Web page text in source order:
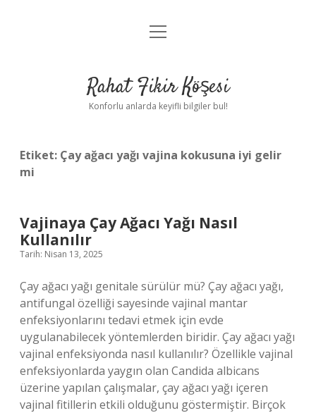
Anasayfa
Yasal Uyarı
menüyü
Rahat Fikir Köşesi
Konforlu anlarda keyifli bilgiler bul!
Etiket: Çay ağacı yağı vajina kokusuna iyi gelir
mi
Vajinaya Çay Ağacı Yağı Nasıl
Kullanılır
Tarih: Nisan 13, 2025
Çay ağacı yağı genitale sürülür mü? Çay ağacı yağı,
antifungal özelliği sayesinde vajinal mantar
enfeksiyonlarını tedavi etmek için evde
uygulanabilecek yöntemlerden biridir. Çay ağacı yağı
vajinal enfeksiyonda nasıl kullanılır? Özellikle vajinal
enfeksiyonlarda yaygın olan Candida albicans
üzerine yapılan çalışmalar, çay ağacı yağı içeren
vajinal fitillerin etkili olduğunu göstermiştir. Birçok